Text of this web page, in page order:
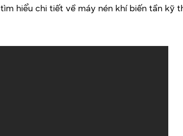
hiểu chi tiết về máy nén khí biến tần kỹ